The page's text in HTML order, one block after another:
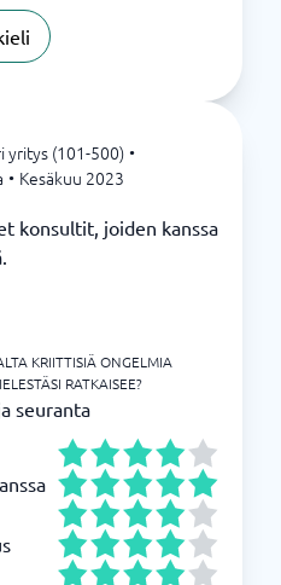
yritys (101-500)•
• Kesäkuu 2023
konsultit, joiden kanssa
KRIITTISIÄ ONGELMIA
RATKAISEE?
seuranta